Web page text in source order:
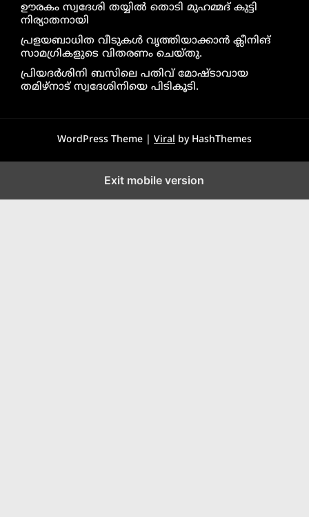
ഊരകം സ്വദേശി തയ്യിൽ തൊടി മുഹമ്മദ് കുട്ടി
നിര്യാതനായി
പ്രളയബാധിത വീടുകൾ വൃത്തിയാക്കാൻ ക്ലീനിങ്
സാമഗ്രികളുടെ വിതരണം ചെയ്തു.
പ്രിയദർശിനി ബസിലെ പതിവ് മോഷ്ടാവായ
തമിഴ്നാട് സ്വദേശിനിയെ പിടികൂടി.
WordPress Theme | Viral by HashThemes
Exit mobile version